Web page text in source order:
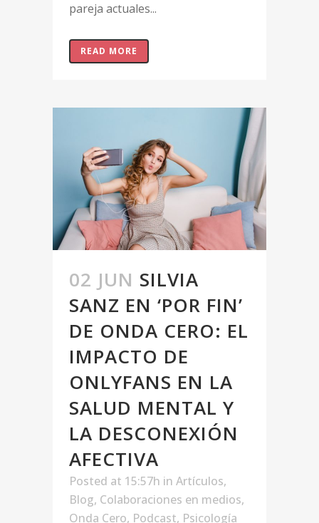
pareja actuales...
READ MORE
02 JUN SILVIA
SANZ EN ‘POR FIN’
DE ONDA CERO: EL
IMPACTO DE
ONLYFANS EN LA
SALUD MENTAL Y
LA DESCONEXIÓN
AFECTIVA
Posted at 15:57h in Artículos,
Blog, Colaboraciones en medios,
Onda Cero, Podcast, Psicología